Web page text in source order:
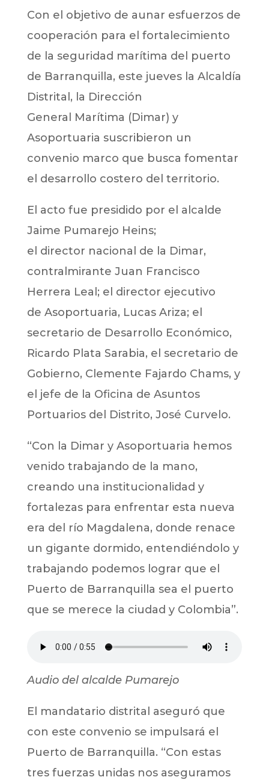
Con el objetivo de aunar esfuerzos de
cooperación para el fortalecimiento
de la seguridad marítima del puerto
de Barranquilla, este jueves la Alcaldía
Distrital, la Dirección
General Marítima (Dimar) y
Asoportuaria suscribieron un
convenio marco que busca fomentar
el desarrollo costero del territorio.
El acto fue presidido por el alcalde
Jaime Pumarejo Heins;
el director nacional de la Dimar,
contralmirante Juan Francisco
Herrera Leal; el director ejecutivo
de Asoportuaria, Lucas Ariza; el
secretario de Desarrollo Económico,
Ricardo Plata Sarabia, el secretario de
Gobierno, Clemente Fajardo Chams, y
el jefe de la Oficina de Asuntos
Portuarios del Distrito, José Curvelo.
“Con la Dimar y Asoportuaria hemos
venido trabajando de la mano,
creando una institucionalidad y
fortalezas para enfrentar esta nueva
era del río Magdalena, donde renace
un gigante dormido, entendiéndolo y
trabajando podemos lograr que el
Puerto de Barranquilla sea el puerto
que se merece la ciudad y Colombia”.
Audio del alcalde Pumarejo
El mandatario distrital aseguró que
con este convenio se impulsará el
Puerto de Barranquilla. “Con estas
tres fuerzas unidas nos aseguramos